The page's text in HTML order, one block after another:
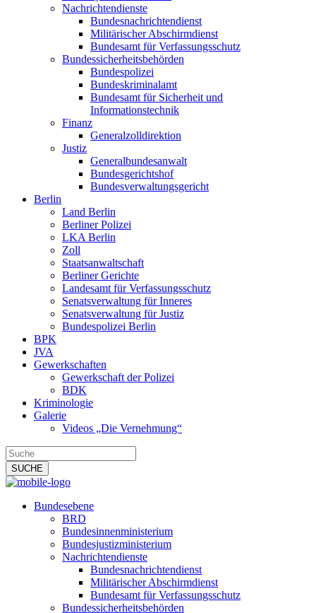
Nachrichtendienste
Bundesnachrichtendienst
Militärischer Abschirmdienst
Bundesamt für Verfassungsschutz
Bundessicherheitsbehörden
Bundespolizei
Bundeskriminalamt
Bundesamt für Sicherheit und
Informationstechnik
Finanz
Generalzolldirektion
Justiz
Generalbundesanwalt
Bundesgerichtshof
Bundesverwaltungsgericht
Berlin
Land Berlin
Berliner Polizei
LKA Berlin
Zoll
Staatsanwaltschaft
Berliner Gerichte
Landesamt für Verfassungsschutz
Senatsverwaltung für Inneres
Senatsverwaltung für Justiz
Bundespolizei Berlin
BPK
JVA
Gewerkschaften
Gewerkschaft der Polizei
BDK
Kriminologie
Galerie
Videos „Die Vernehmung“
Bundesebene
BRD
Bundesinnenministerium
Bundesjustizministerium
Nachrichtendienste
Bundesnachrichtendienst
Militärischer Abschirmdienst
Bundesamt für Verfassungsschutz
Bundessicherheitsbehörden